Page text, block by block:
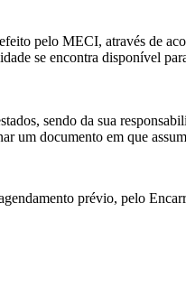
pelo MECI, através de
se encontra disponível
sendo da sua
um documento em que
prévio, pelo